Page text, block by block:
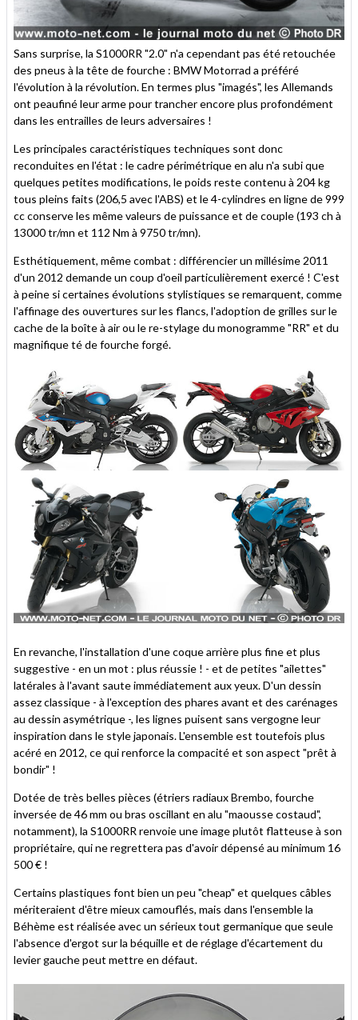
Sans surprise, la S1000RR "2.0" n'a cependant pas été retouchée
des pneus à la tête de fourche : BMW Motorrad a préféré
l'évolution à la révolution. En termes plus "imagés", les Allemands
ont peaufiné leur arme pour trancher encore plus profondément
dans les entrailles de leurs adversaires !
Les principales caractéristiques techniques sont donc
reconduites en l'état : le cadre périmétrique en alu n'a subi que
quelques petites modifications, le poids reste contenu à 204 kg
tous pleins faits (206,5 avec l'ABS) et le 4-cylindres en ligne de 999
cc conserve les même valeurs de puissance et de couple (193 ch à
13000 tr/mn et 112 Nm à 9750 tr/mn).
Esthétiquement, même combat : différencier un millésime 2011
d'un 2012 demande un coup d'oeil particulièrement exercé ! C'est
à peine si certaines évolutions stylistiques se remarquent, comme
l'affinage des ouvertures sur les flancs, l'adoption de grilles sur le
cache de la boîte à air ou le re-stylage du monogramme "RR" et du
magnifique té de fourche forgé.
En revanche, l'installation d'une coque arrière plus fine et plus
suggestive - en un mot : plus réussie ! - et de petites "ailettes"
latérales à l'avant saute immédiatement aux yeux. D'un dessin
assez classique - à l'exception des phares avant et des carénages
au dessin asymétrique -, les lignes puisent sans vergogne leur
inspiration dans le style japonais. L'ensemble est toutefois plus
acéré en 2012, ce qui renforce la compacité et son aspect "prêt à
bondir" !
Dotée de très belles pièces (étriers radiaux Brembo, fourche
inversée de 46 mm ou bras oscillant en alu "maousse costaud",
notamment), la S1000RR renvoie une image plutôt flatteuse à son
propriétaire, qui ne regrettera pas d'avoir dépensé au minimum 16
500 € !
Certains plastiques font bien un peu "cheap" et quelques câbles
mériteraient d'être mieux camouflés, mais dans l'ensemble la
Béhème est réalisée avec un sérieux tout germanique que seule
l'absence d'ergot sur la béquille et de réglage d'écartement du
levier gauche peut mettre en défaut.